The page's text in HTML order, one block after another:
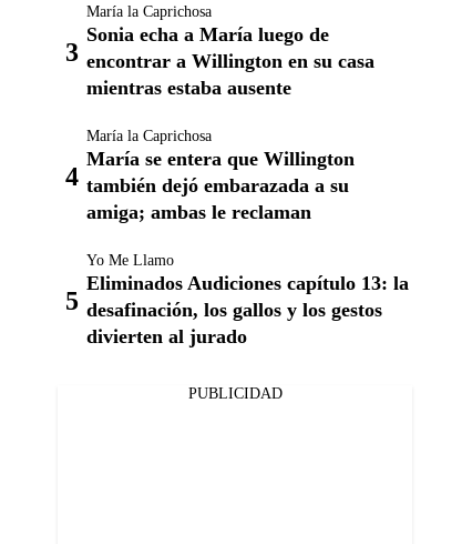
María la Caprichosa
Sonia echa a María luego de
encontrar a Willington en su casa
mientras estaba ausente
María la Caprichosa
María se entera que Willington
también dejó embarazada a su
amiga; ambas le reclaman
Yo Me Llamo
Eliminados Audiciones capítulo 13: la
desafinación, los gallos y los gestos
divierten al jurado
PUBLICIDAD